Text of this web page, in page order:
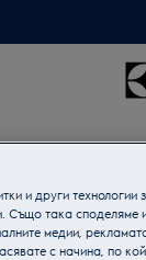
и други
Също така споделяме
медии,
с начина, по